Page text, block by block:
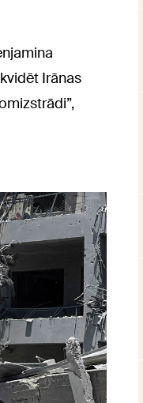
Irānas